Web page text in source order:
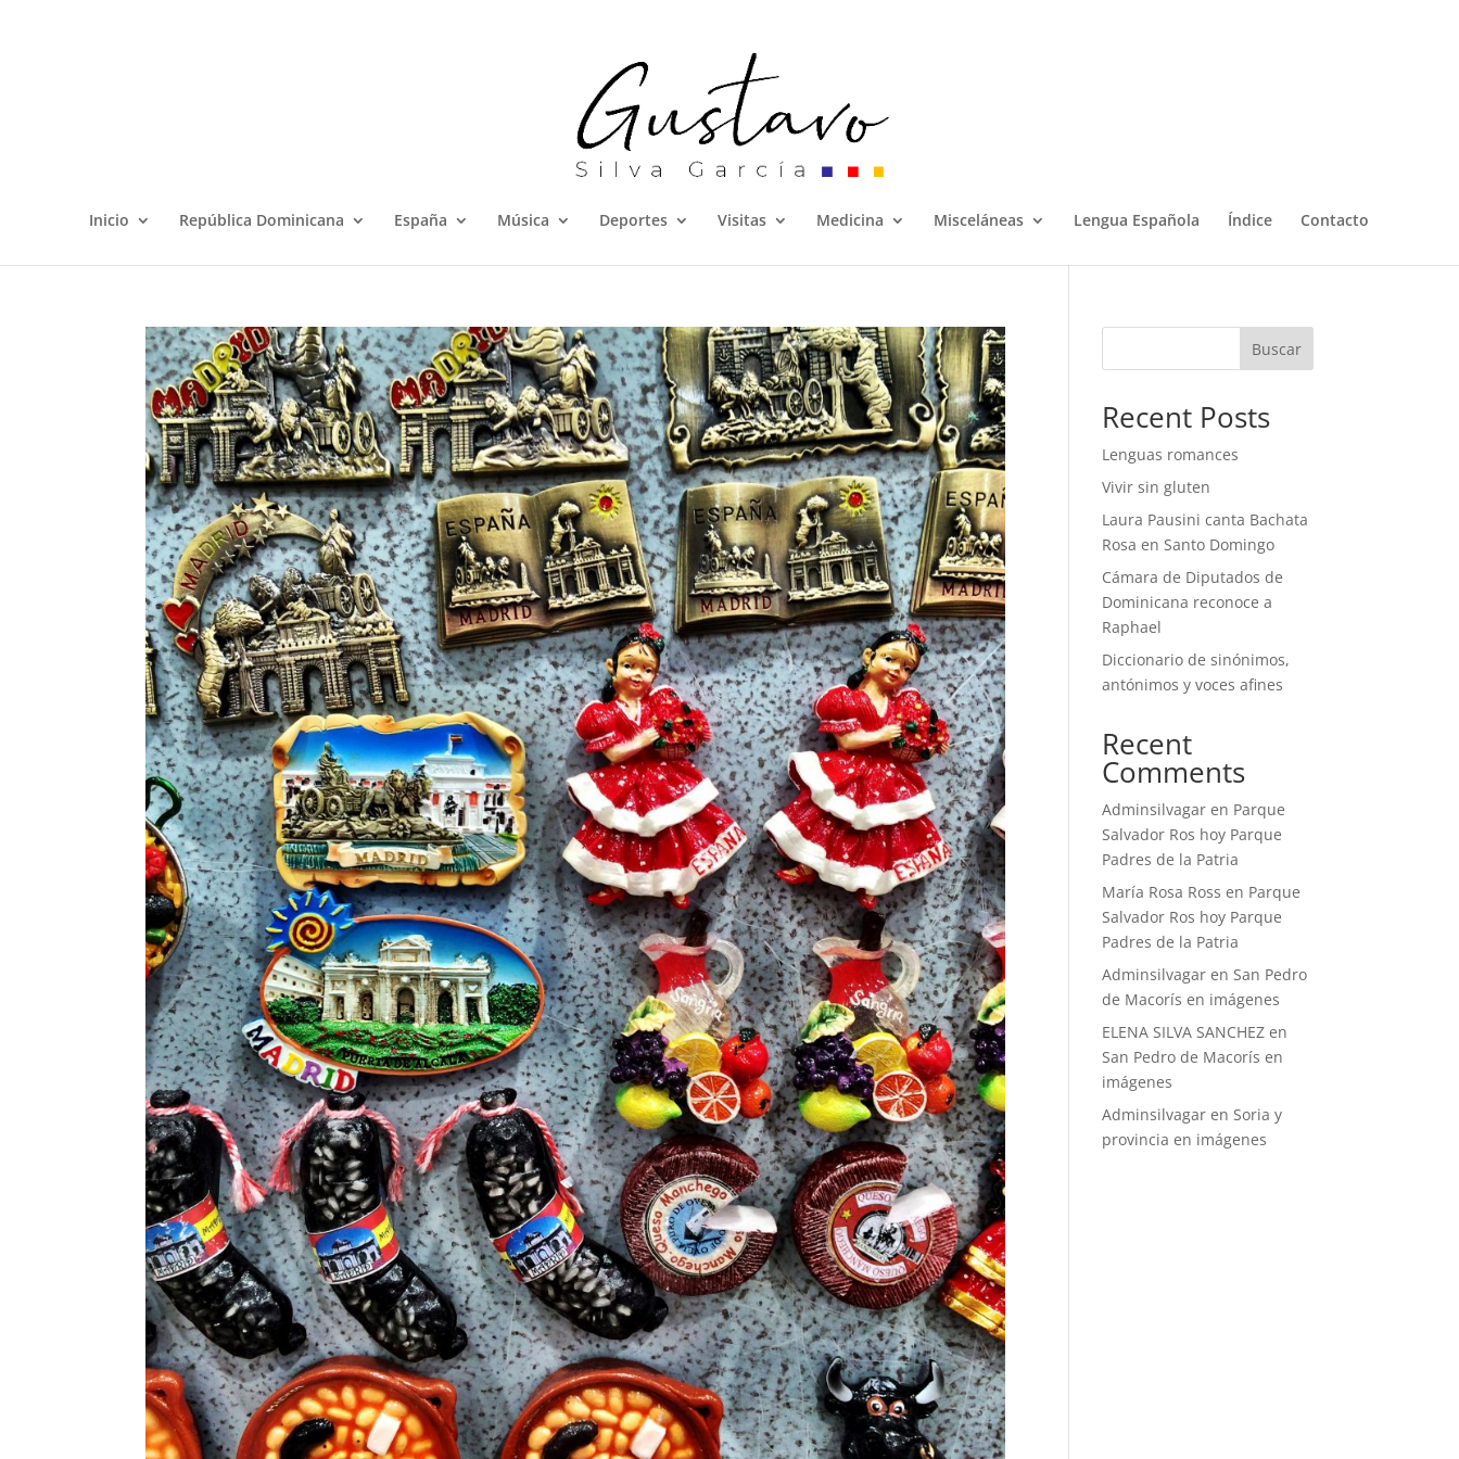
Inicio República Dominicana España Música Deportes Visitas Medicina Misceláneas Lengua Española Índice Contacto
Buscar
Recent Posts
Lenguas romances
Vivir sin gluten
Laura Pausini canta Bachata
Rosa en Santo Domingo
Cámara de Diputados de
Dominicana reconoce a
Raphael
Diccionario de sinónimos,
antónimos y voces afines
Recent
Comments
Adminsilvagar en Parque
Salvador Ros hoy Parque
Padres de la Patria
María Rosa Ross en Parque
Salvador Ros hoy Parque
Padres de la Patria
Adminsilvagar enSan Pedro
de Macorís en imágenes
ELENA SILVA SANCHEZ en
San Pedro de Macorís en
imágenes
Adminsilvagar enSoria y
provincia en imágenes